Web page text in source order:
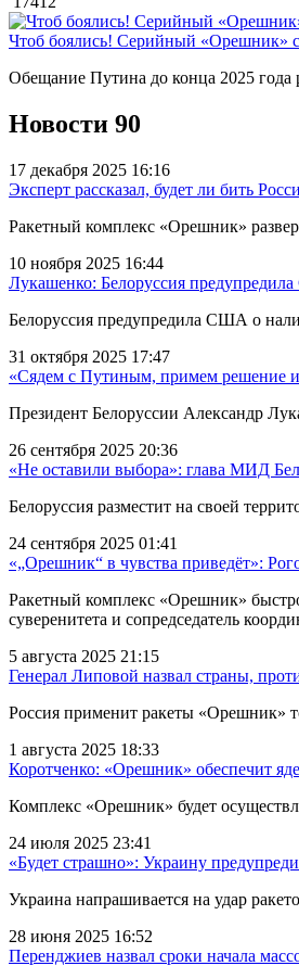
Чтоб боялись! Серийный «Орешник»
Обещание Путина до конца 2025 года
Новости 90
17 декабря 2025 16:16
Эксперт рассказал, будет ли бить
Ракетный комплекс «Орешник»
10 ноября 2025 16:44
Лукашенко: Белоруссия
Белоруссия предупредила США о
31 октября 2025 17:47
«Сядем с Путиным, примем решение
Президент Белоруссии Александр
26 сентября 2025 20:36
«Не оставили выбора»: глава МИД
Белоруссия разместит на своей
24 сентября 2025 01:41
«„Орешник“ в чувства приведёт»:
Ракетный комплекс «Орешник»
суверенитета и сопредседатель
5 августа 2025 21:15
Генерал Липовой назвал страны,
Россия применит ракеты «Орешник»
1 августа 2025 18:33
Коротченко: «Орешник» обеспечит
Комплекс «Орешник» будет
24 июля 2025 23:41
«Будет страшно»: Украину
Украина напрашивается на удар
28 июня 2025 16:52
Перенджиев назвал сроки начала